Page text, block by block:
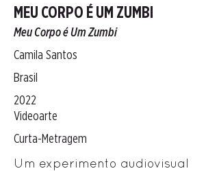
MEU CORPO É UM ZUMBI
Meu Corpo é Um Zumbi
Camila Santos
Brasil
2022
Videoarte
Curta-Metragem
Um experimento audiovisual